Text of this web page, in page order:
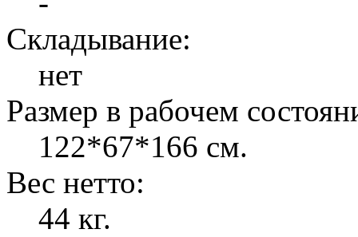
Складывание:
нет
Размер в рабочем
122*67*166 см.
Вес нетто:
44 кг.